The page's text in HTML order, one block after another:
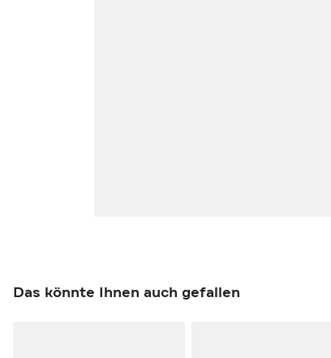
Das könnte Ihnen auch gefallen